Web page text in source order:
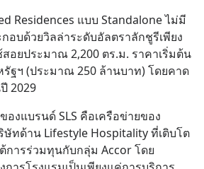
Residences แบบ Standalone ไม่มี
อบด้วยวิลล่าระดับอัลตราลักชูรีเพียง
อยประมาณ 2,200 ตร.ม. ราคาเริ่มต้น
ฐฯ (ประมาณ 250 ล้านบาท) โดยคาด
2029
องแบรนด์ SLS คือเครือข่ายของ
ษัทด้าน Lifestyle Hospitality ที่เติบโต
การร่วมทุนกับกลุ่ม Accor โดย